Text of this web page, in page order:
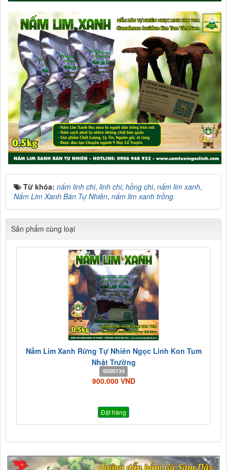
Từ khóa: nấm linh chi, linh chi, hồng chi, nấm lim xanh,
Nấm Lim Xanh Bán Tự Nhiên, nấm lim xanh trồng
Sản phẩm cùng loại
Nấm Lim Xanh Rừng Tự Nhiên Ngọc Linh Kon Tum
Nhật Trường
S000134
900.000 VND
Đặt hàng